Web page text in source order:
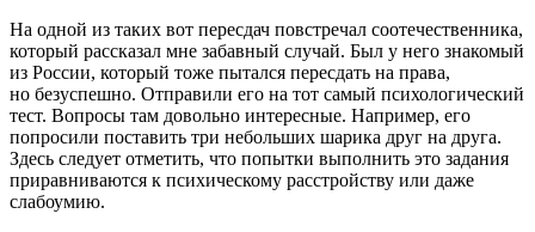
На одной из таких вот пересдач повстречал соотечественника,
который рассказал мне забавный случай. Был у него знакомый
из России, который тоже пытался пересдать на права,
но безуспешно. Отправили его на тот самый психологический
тест. Вопросы там довольно интересные. Например, его
попросили поставить три небольших шарика друг на друга.
Здесь следует отметить, что попытки выполнить это задания
приравниваются к психическому расстройству или даже
слабоумию.